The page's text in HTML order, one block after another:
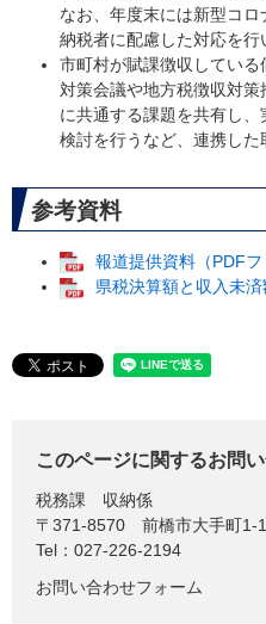
なお、年度末には新型コ
納税者に配慮した対応を行
市町村が賦課徴収してい
対策会議や地方税徴収対
に共通する課題を共有し
検討を行うなど、連携した
参考資料
報道提供資料（PDFフ
県税決算額と収入未済
このページに関するお問
税務課
収納係
〒371-8570
前橋市大手町1-
Tel：027-226-2194
お問い合わせフォーム